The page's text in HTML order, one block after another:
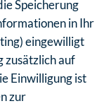
Speicherung
in Ihr
eingewilligt
zusätzlich auf
Einwilligung ist
zur